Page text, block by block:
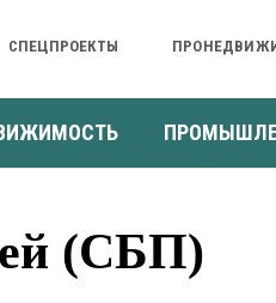
СПЕЦПРОЕКТЫ
(СБП)